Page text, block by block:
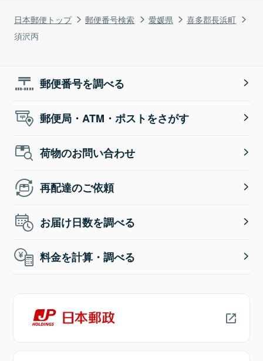
日本郵便トップ 郵便番号検索 愛媛県
喜多郡長浜町
須沢丙
郵便番号を調べる
郵便局・ATM・ポストをさがす
荷物のお問い合わせ
再配達のご依頼
お届け日数を調べる
料金を計算・調べる